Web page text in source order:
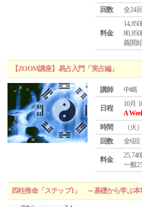
回数
全24回
料金
義開
【ZOOM講座】易占入門「実占編」
講師 中嶋
日程
10月
A
時間
（火
回数
全6回
料金
25,740
一般
四柱推命「ステップ1」 ～基礎から学ぶ